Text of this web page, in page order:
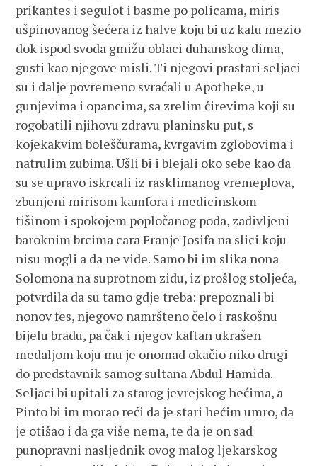
prikantes i segulot i basme po policama, miris
ušpinovanog šećera iz halve koju bi uz kafu mezio
dok ispod svoda gmižu oblaci duhanskog dima,
gusti kao njegove misli. Ti njegovi prastari seljaci
su i dalje povremeno svraćali u Apotheke, u
gunjevima i opancima, sa zrelim čirevima koji su
rogobatili njihovu zdravu planinsku put, s
kojekakvim boleščurama, kvrgavim zglobovima i
natrulim zubima. Ušli bi i blejali oko sebe kao da
su se upravo iskrcali iz rasklimanog vremeplova,
zbunjeni mirisom kamfora i medicinskom
tišinom i spokojem popločanog poda, zadivljeni
baroknim brcima cara Franje Josifa na slici koju
nisu mogli a da ne vide. Samo bi im slika nona
Solomona na suprotnom zidu, iz prošlog stoljeća,
potvrdila da su tamo gdje treba: prepoznali bi
nonov fes, njegovo namršteno čelo i raskošnu
bijelu bradu, pa čak i njegov kaftan ukrašen
medaljom koju mu je onomad okačio niko drugi
do predstavnik samog sultana Abdul Hamida.
Seljaci bi upitali za starog jevrejskog hećima, a
Pinto bi im morao reći da je stari hećim umro, da
je otišao i da ga više nema, te da je on sad
punopravni nasljednik ovog malog ljekarskog